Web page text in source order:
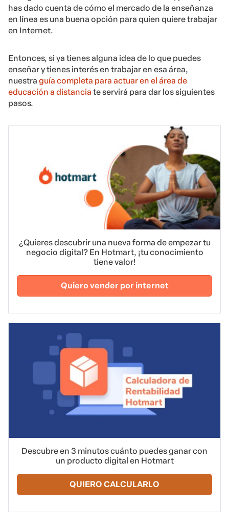
has dado cuenta de cómo el mercado de la enseñanza
en línea es una buena opción para quien quiere trabajar
en Internet.
Entonces, si ya tienes alguna idea de lo que puedes
enseñar y tienes interés en trabajar en esa área,
nuestra guía completa para actuar en el área de
educación a distancia te servirá para dar los siguientes
pasos.
¿Quieres descubrir una nueva forma de empezar tu
negocio digital? En Hotmart, ¡tu conocimiento
tiene valor!
Quiero vender por internet
Descubre en 3 minutos cuánto puedes ganar con
un producto digital en Hotmart
QUIERO CALCULARLO